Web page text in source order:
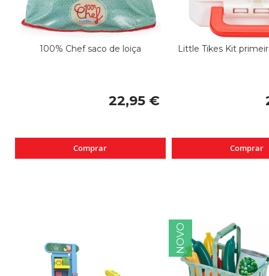
100% Chef saco de loiça
22,95 €
Comprar
Little Tikes Kit
Comprar
NOVO